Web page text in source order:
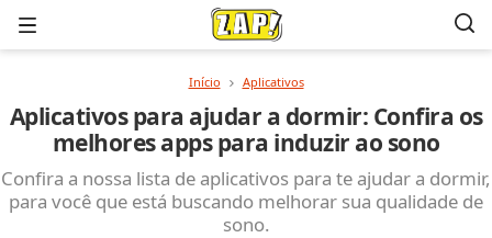
Menu
Início Aplicativos
Aplicativos para ajudar a dormir: Confira os
melhores apps para induzir ao sono
Confira a nossa lista de aplicativos para te ajudar a dormir,
para você que está buscando melhorar sua qualidade de
sono.